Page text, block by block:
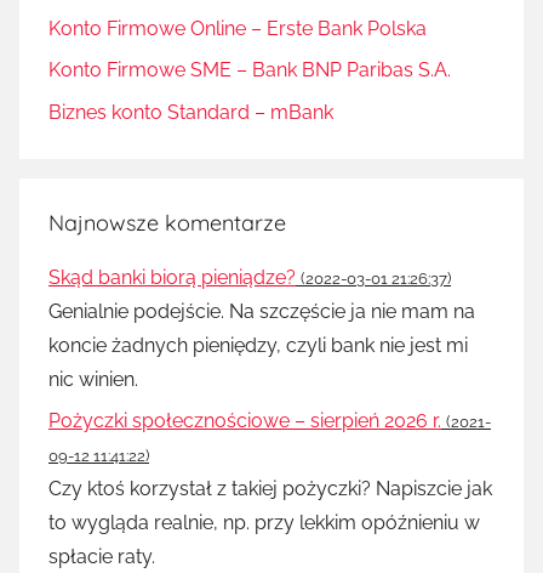
Konto Firmowe Online – Erste Bank Polska
Konto Firmowe SME – Bank BNP Paribas S.A.
Biznes konto Standard – mBank
Najnowsze komentarze
Skąd banki biorą pieniądze? (2022-03-01 21:26:37)
Genialnie podejście. Na szczęście ja nie mam na
koncie żadnych pieniędzy, czyli bank nie jest mi
nic winien.
Pożyczki społecznościowe – sierpień 2026 r. (2021-
09-12 11:41:22)
Czy ktoś korzystał z takiej pożyczki? Napiszcie jak
to wygląda realnie, np. przy lekkim opóźnieniu w
spłacie raty.